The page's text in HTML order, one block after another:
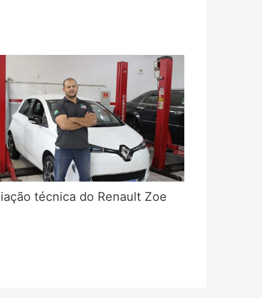
técnica do Renault Zoe